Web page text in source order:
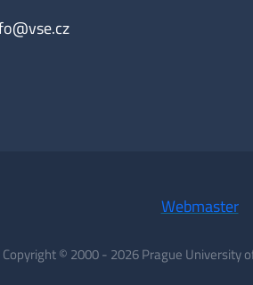
Webmaster
Copyright © 2000 - 2026 Prague University